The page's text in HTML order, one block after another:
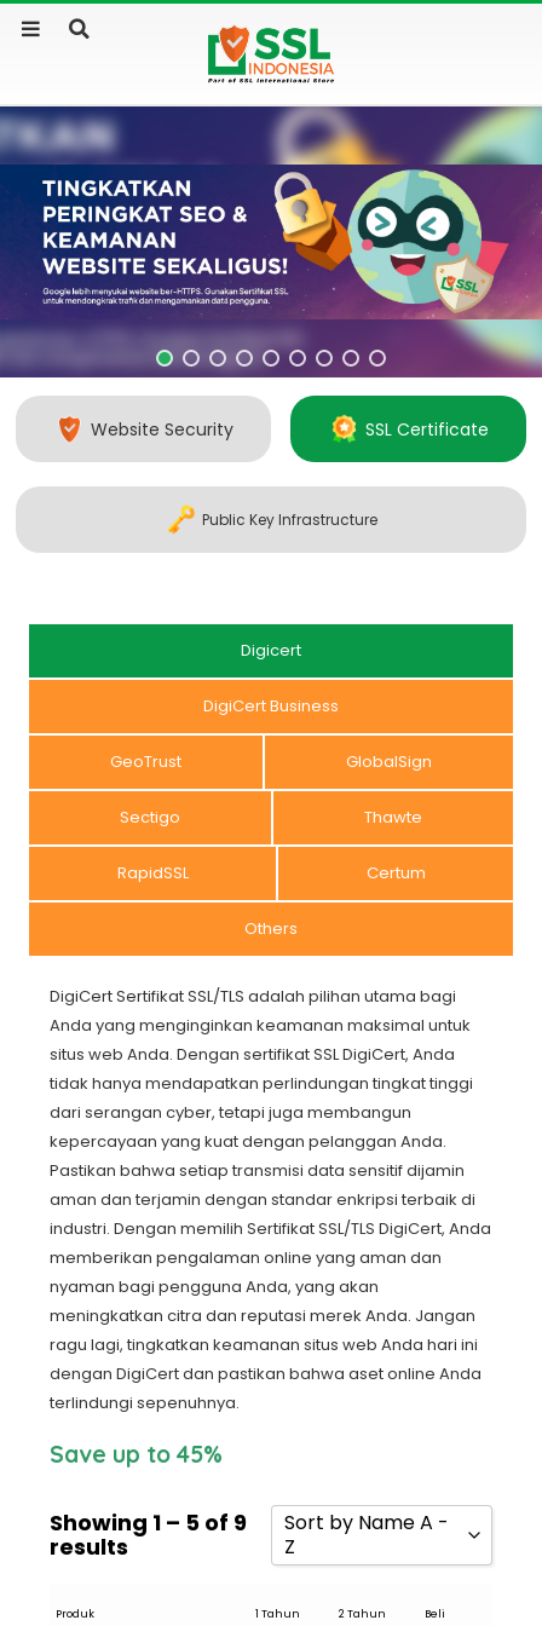
Website Security SSL Certificate
Public Key Infrastructure
Digicert
DigiCert Business
GeoTrust GlobalSign
Sectigo Thawte
RapidSSL Certum
Others
DigiCert Sertifikat SSL/TLS adalah pilihan utama bagi
Anda yang menginginkan keamanan maksimal untuk
situs web Anda. Dengan sertifikat SSL DigiCert, Anda
tidak hanya mendapatkan perlindungan tingkat tinggi
dari serangan cyber, tetapi juga membangun
kepercayaan yang kuat dengan pelanggan Anda.
Pastikan bahwa setiap transmisi data sensitif dijamin
aman dan terjamin dengan standar enkripsi terbaik di
industri. Dengan memilih Sertifikat SSL/TLS DigiCert, Anda
memberikan pengalaman online yang aman dan
nyaman bagi pengguna Anda, yang akan
meningkatkan citra dan reputasi merek Anda. Jangan
ragu lagi, tingkatkan keamanan situs web Anda hari ini
dengan DigiCert dan pastikan bahwa aset online Anda
terlindungi sepenuhnya.
Save up to 45%
Showing 1 – 5 of 9
results
Sort by Name A -
Z
Produk 1 Tahun 2 Tahun Beli